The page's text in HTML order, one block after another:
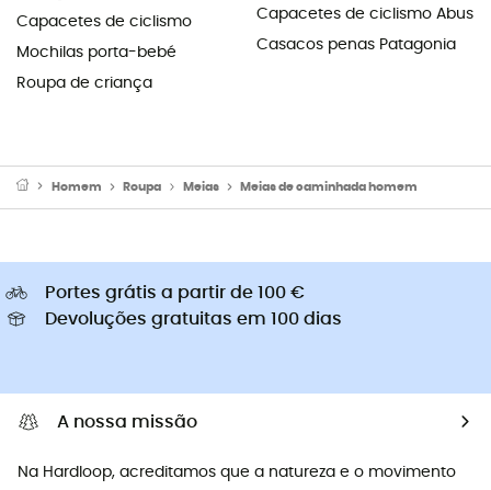
Capacetes de ciclismo
Mochilas porta-bebé
Roupa de criança
Capacetes de ciclismo Abus
Casacos penas Patagonia
Homem Roupa Meias Meias de caminhada homem
Portes grátis a partir de 100 €
Devoluções gratuitas em 100 dias
A nossa missão
Na Hardloop, acreditamos que a natureza e o movimento